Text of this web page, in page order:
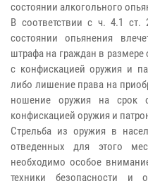
состоянии алкогольного
В соответствии с ч. 4.1
состоянии опьянения
штрафа на граждан в размере
с конфискацией оружия и
либо лишение права на
ношение оружия на срок
конфискацией оружия и
Стрельба из оружия в
отведенных для этого
необходимо особое
техники безопасности и